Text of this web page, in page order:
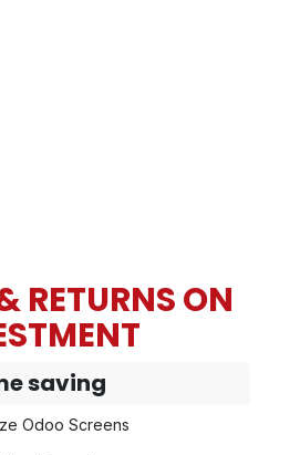
RETURNS ON
saving
Odoo Screens